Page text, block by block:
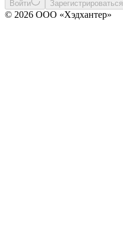
Войти Зарегистрироваться
© 2026 ООО «Хэдхантер»